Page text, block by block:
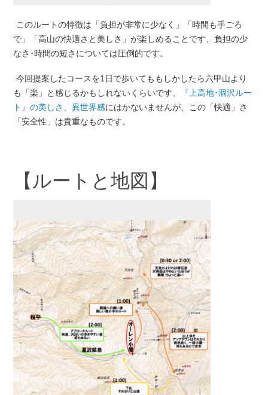
このルートの特徴は「負担が非常に少なく」「時間も手ごろ
で」「高山の快適さと美しさ」が楽しめることです、負担の少
なさ･時間の短さについては圧倒的です。
今回提案したコースを1日で歩いてももしかしたら六甲山より
も「楽」と感じるかもしれないくらいです、
『上高地･涸沢ルー
ト』の美しさ、異世界感にはかないませんが、この「快適」さ
「安全性」は貴重なものです。
【ルートと地図】